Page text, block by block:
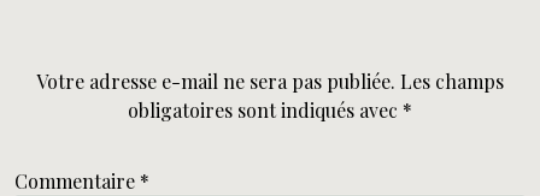
Votre adresse e-mail ne sera pas publiée. Les champs
obligatoires sont indiqués avec *
Commentaire *